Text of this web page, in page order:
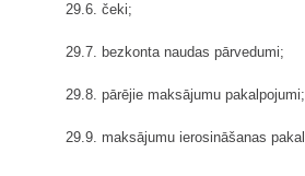
29.6. čeki;
29.7. bezkonta naudas pārvedumi;
29.8. pārējie maksājumu pakalpojumi;
29.9. maksājumu ierosināšanas